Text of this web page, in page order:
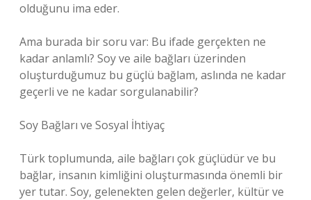
olduğunu ima eder.
Ama burada bir soru var: Bu ifade gerçekten ne
kadar anlamlı? Soy ve aile bağları üzerinden
oluşturduğumuz bu güçlü bağlam, aslında ne kadar
geçerli ve ne kadar sorgulanabilir?
Soy Bağları ve Sosyal İhtiyaç
Türk toplumunda, aile bağları çok güçlüdür ve bu
bağlar, insanın kimliğini oluşturmasında önemli bir
yer tutar. Soy, gelenekten gelen değerler, kültür ve